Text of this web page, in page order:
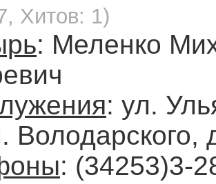
Хитов: 1)
: Меленко
: ул.
Володарского,
: (34253)3-